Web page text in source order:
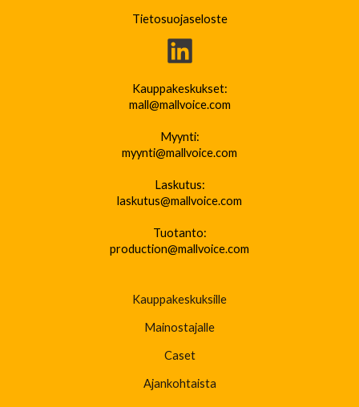
Tietosuojaseloste
Kauppakeskukset:
mall@mallvoice.com
Myynti:
myynti@mallvoice.com
Laskutus:
laskutus@mallvoice.com
Tuotanto:
production@mallvoice.com
Kauppakeskuksille
Mainostajalle
Caset
Ajankohtaista